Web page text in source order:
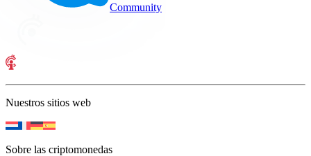
Community
Nuestros sitios web
Sobre las criptomonedas